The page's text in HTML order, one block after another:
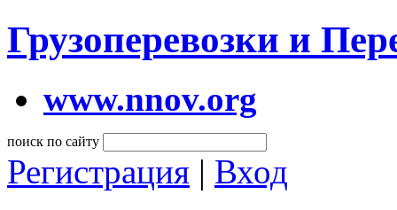
Грузоперевозки и
www.nnov.org
поиск по сайту
Регистрация | Вход